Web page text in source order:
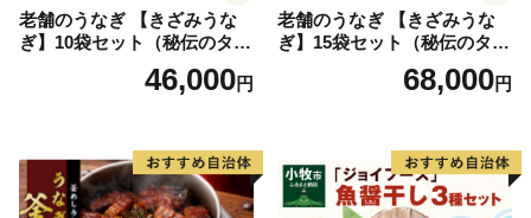
老舗のうなぎ 【きざみうな
ぎ】10袋セット（秘伝のタレ
46,000円
老舗のうなぎ 【きざみうな
ぎ】15袋セット（秘伝のタレ
68,000円